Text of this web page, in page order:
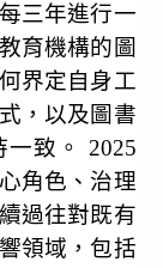
三年進行一
育機構的圖
界定自身工
，以及圖書
致。
2025
角色、治理
過往對既有
領域，包括